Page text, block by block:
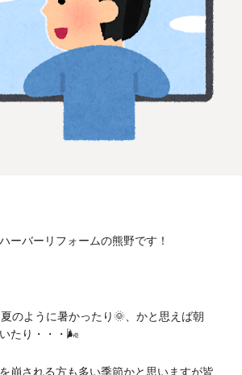
ーバーリフォームの熊野です！
のように暑かったり🌞、かと思えば朝
たり・・・🌬
崩される方も多い季節かと思いますが皆